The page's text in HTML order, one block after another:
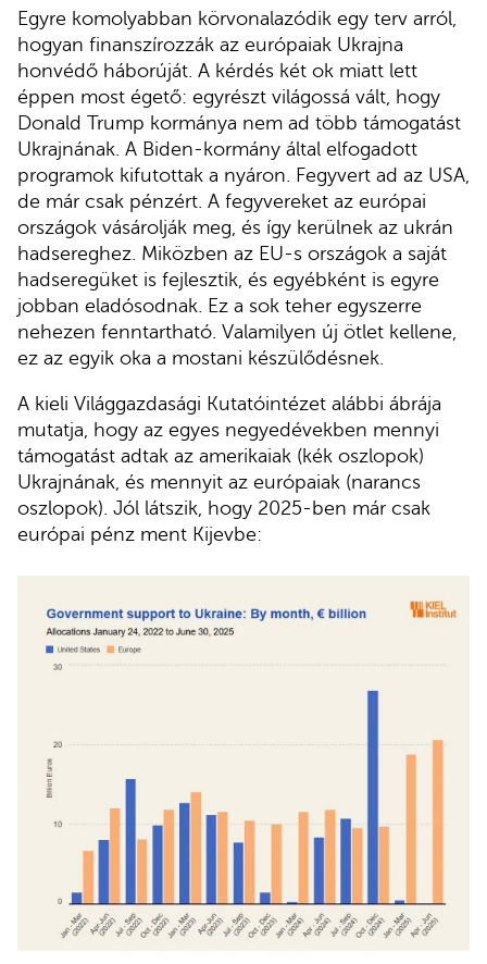
Egyre komolyabban körvonalazódik egy terv arról,
hogyan finanszírozzák az európaiak Ukrajna
honvédő háborúját. A kérdés két ok miatt lett
éppen most égető: egyrészt világossá vált, hogy
Donald Trump kormánya nem ad több támogatást
Ukrajnának. A Biden-kormány által elfogadott
programok kifutottak a nyáron. Fegyvert ad az USA,
de már csak pénzért. A fegyvereket az európai
országok vásárolják meg, és így kerülnek az ukrán
hadsereghez. Miközben az EU-s országok a saját
hadseregüket is fejlesztik, és egyébként is egyre
jobban eladósodnak. Ez a sok teher egyszerre
nehezen fenntartható. Valamilyen új ötlet kellene,
ez az egyik oka a mostani készülődésnek.
A kieli Világgazdasági Kutatóintézet alábbi ábrája
mutatja, hogy az egyes negyedévekben mennyi
támogatást adtak az amerikaiak (kék oszlopok)
Ukrajnának, és mennyit az európaiak (narancs
oszlopok). Jól látszik, hogy 2025-ben már csak
európai pénz ment Kijevbe: